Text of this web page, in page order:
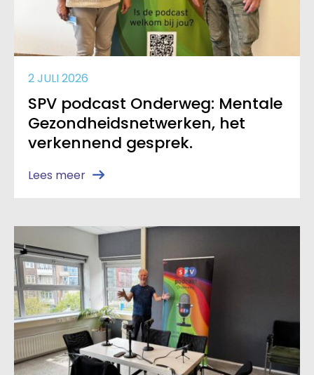
2 JULI 2026
SPV podcast Onderweg: Mentale
Gezondheidsnetwerken, het
verkennend gesprek.
Lees meer